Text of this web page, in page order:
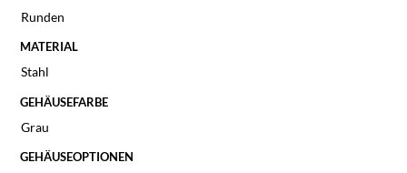
Runden
MATERIAL
Stahl
GEHÄUSEFARBE
Grau
GEHÄUSEOPTIONEN